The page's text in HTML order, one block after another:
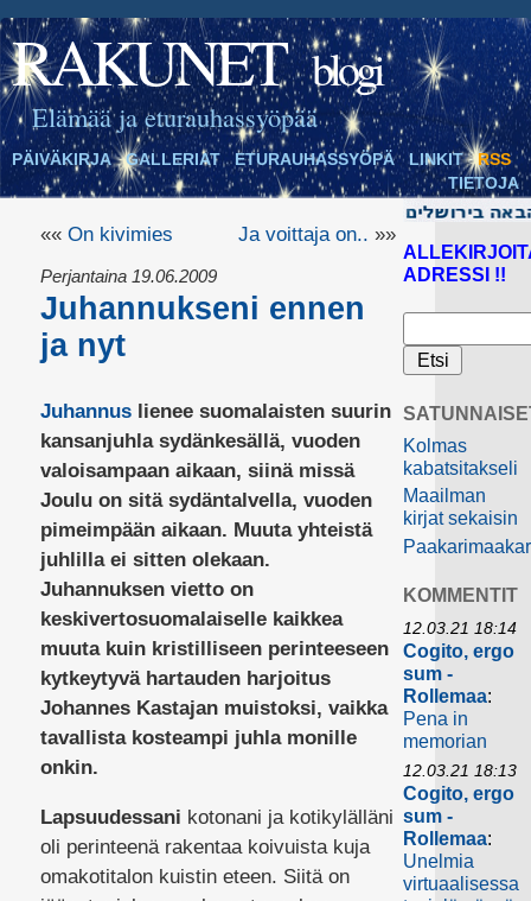
RAKUNET blogi
Elämää ja eturauhassyöpää
PÄIVÄKIRJA GALLERIAT ETURAUHASSYÖPÄ LINKIT
RSS
TIETOJA
«« On kivimies Ja voittaja on.. »»
Perjantaina 19.06.2009
Juhannukseni ennen
ja nyt
Juhannuslienee suomalaisten suurin
kansanjuhla sydänkesällä, vuoden
valoisampaan aikaan, siinä missä
Joulu on sitä sydäntalvella, vuoden
pimeimpään aikaan. Muuta yhteistä
juhlilla ei sitten olekaan.
Juhannuksen vietto on
keskivertosuomalaiselle kaikkea
muuta kuin kristilliseen perinteeseen
kytkeytyvä hartauden harjoitus
Johannes Kastajan muistoksi, vaikka
tavallista kosteampi juhla monille
onkin.
Lapsuudessani kotonani ja kotikylälläni
oli perinteenä rakentaa koivuista kuja
omakotitalon kuistin eteen. Siitä on
ADRESSI !!
Kolmas
kabatsitakseli
Maailman
kirjat sekaisin
KOMMENTIT
12.03.21 18:14
Cogito, ergo
sum -
Rollemaa:
Pena in
memorian
12.03.21 18:13
Cogito, ergo
sum -
Rollemaa:
Unelmia
virtuaalisessa